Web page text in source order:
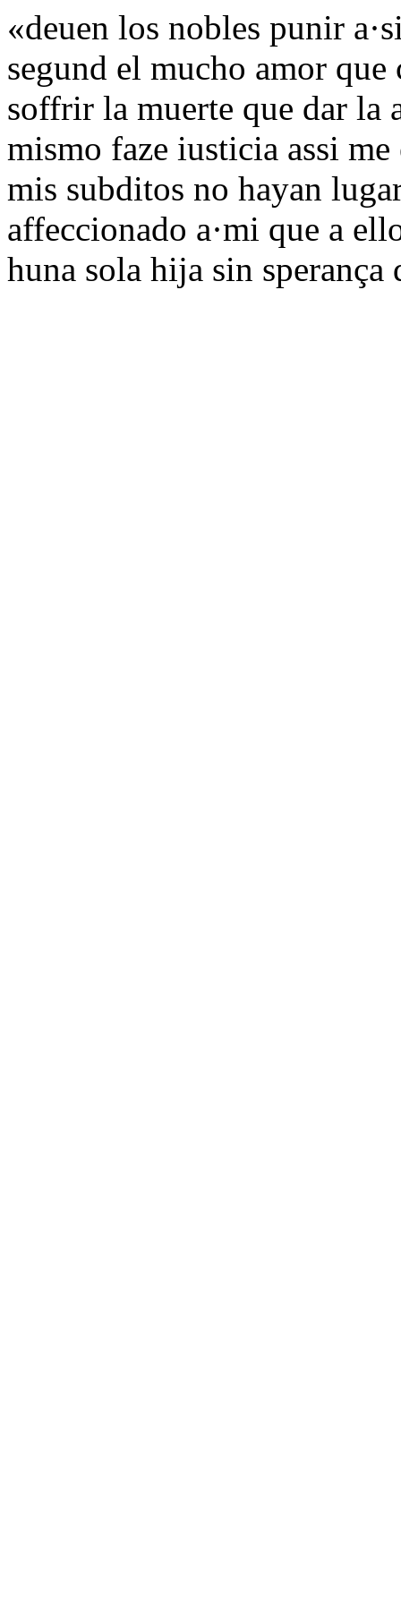
«deuen los nobles punir
segund el mucho amor
soffrir la muerte que dar la
mismo faze iusticia assi
mis subditos no hayan
affeccionado a·mi que a
huna sola hija sin sperança